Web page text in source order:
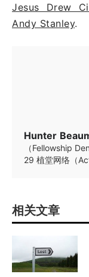
Jesus Drew
Andy Stanley.
Hunter
（Fellowship
29 植堂网络（
相关文章